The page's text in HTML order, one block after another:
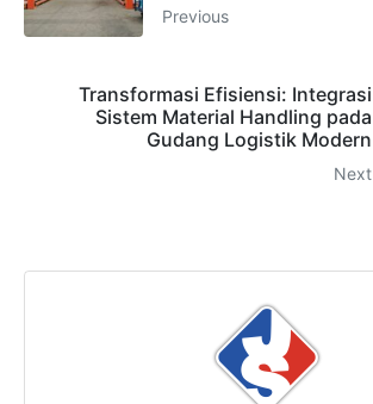
Previous
Transformasi Efisiensi: Integrasi
Sistem Material Handling pada
Gudang Logistik Modern
Next
62811893101